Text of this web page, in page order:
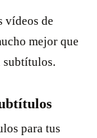
vídeos de
mejor que
subtítulos.
para tus